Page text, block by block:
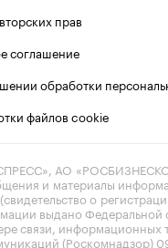
прав
соглашение
обработки
файлов cookie
АО
и материалы
о
выдано Федеральной
связи, информационных
(Роскомнадзор)